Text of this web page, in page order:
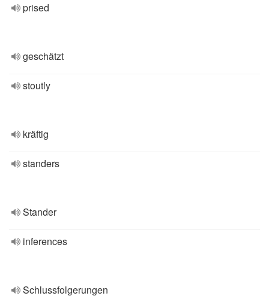
prised
geschätzt
stoutly
kräftig
standers
Stander
inferences
Schlussfolgerungen